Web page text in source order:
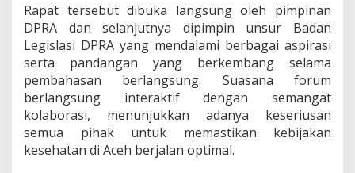
Rapat tersebut dibuka langsung oleh pimpinan
DPRA dan selanjutnya dipimpin unsur Badan
Legislasi DPRA yang mendalami berbagai aspirasi
serta pandangan yang berkembang selama
pembahasan berlangsung. Suasana forum
berlangsung interaktif dengan semangat
kolaborasi, menunjukkan adanya keseriusan
semua pihak untuk memastikan kebijakan
kesehatan di Aceh berjalan optimal.